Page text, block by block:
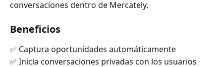
conversaciones dentro de Mercately.
Beneficios
✅ Captura oportunidades automáticamente
✅ Inicia conversaciones privadas con los usuarios